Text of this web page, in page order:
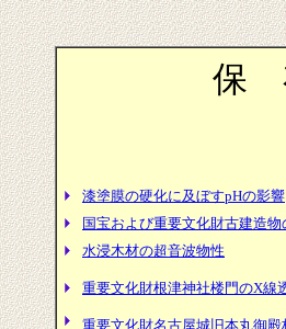
保
漆塗膜の硬化に及ぼすpHの影響
国宝および重要文化財古建造物
水浸木材の超音波物性
重要文化財根津神社楼門のX線
重要文化財名古屋城旧本丸御